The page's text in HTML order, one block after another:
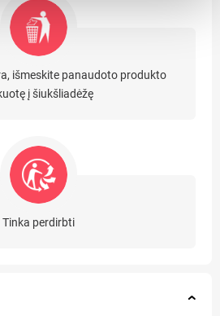
išmeskite panaudoto produkto
į šiukšliadėžę
Tinka perdirbti